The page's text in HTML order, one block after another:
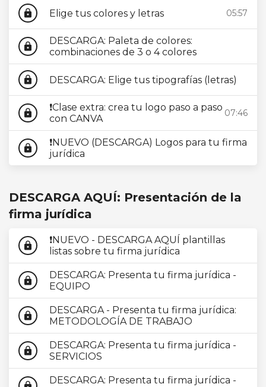
lock Elige tus colores y letras 05:57
lock
DESCARGA: Paleta de colores:
combinaciones de 3 o 4 colores
lock DESCARGA: Elige tus tipografías (letras)
lock
❗Clase extra: crea tu logo paso a paso
con CANVA
07:46
lock
❗NUEVO (DESCARGA) Logos para tu firma
jurídica
DESCARGA AQUÍ: Presentación de la
firma jurídica
lock
❗NUEVO - DESCARGA AQUÍ plantillas
listas sobre tu firma jurídica
lock
DESCARGA: Presenta tu firma jurídica -
EQUIPO
lock
DESCARGA - Presenta tu firma jurídica:
METODOLOGÍA DE TRABAJO
lock
DESCARGA: Presenta tu firma jurídica -
SERVICIOS
DESCARGA: Presenta tu firma jurídica -